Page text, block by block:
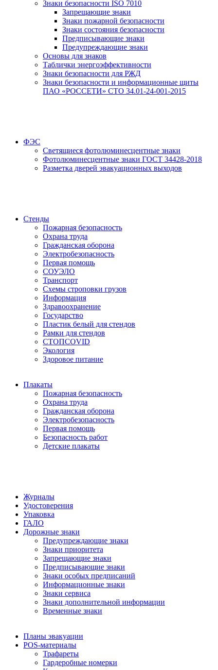
Знаки безопасности ISO 7010
Запрещающие знаки
Знаки пожарной безопасности
Знаки состояния безопасности
Предписывающие знаки
Предупреждающие знаки
Основы для знаков
Таблички энергоэффективности
Знаки безопасности для РЖД
Знаки безопасности и информационные щиты
ПАО «РОССЕТИ» СТО 34.01-24-001-2015
ФЭС
Светящиеся фотолюминесцентные знаки
Фотолюминесцентные знаки ГОСТ 34428-2018
Разметка дверей эвакуационных выходов
Стенды
Пожарная безопасность
Охрана труда
Гражданская оборона
Электробезопасность
Первая помощь
СОУЭЛО
Транспорт
Схемы строповки грузов
Информация
Здравоохранение
Государство
Пластик белый для стендов
Рамки для стендов
СТОПCOVID
Экология
Здоровое питание
Плакаты
Пожарная безопасность
Охрана труда
Гражданская оборона
Электробезопасность
Первая помощь
Безопасность работ
Детские плакаты
Журналы
Удостоверения
Упаковка
ГАЛО
Дорожные знаки
Предупреждающие знаки
Знаки приоритета
Запрещающие знаки
Предписывающие знаки
Знаки особых предписаний
Информационные знаки
Знаки сервиса
Знаки дополнительной информации
Временные знаки
Планы эвакуации
POS-материалы
Трафареты
Гардеробные номерки